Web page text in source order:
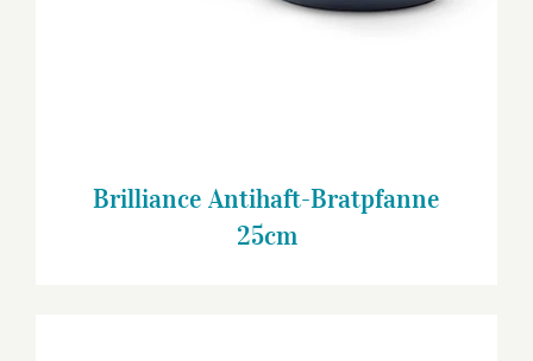
Brilliance Antihaft-Bratpfanne
25cm